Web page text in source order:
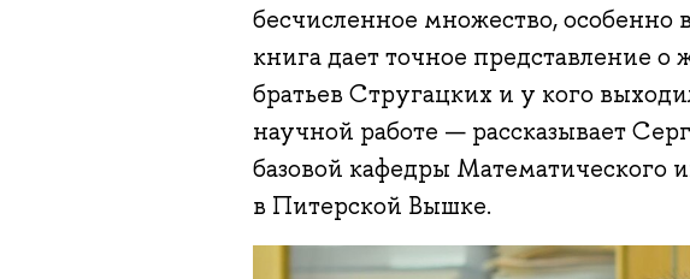
бесчисленное множество, особенно
книга дает точное представление о
братьев Стругацких и у кого
научной работе — рассказывает
базовой кафедры Математического
в Питерской Вышке.